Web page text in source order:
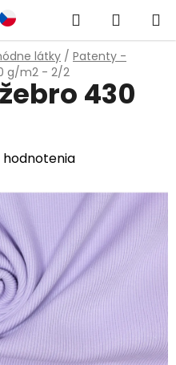
Hľadať
KOŠÍK
látky / Patenty -
g/m2 - 2/2
430